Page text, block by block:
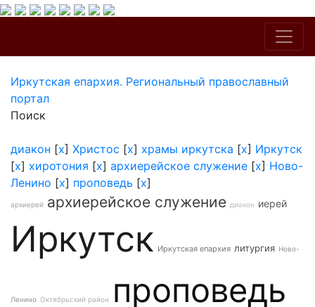
Иркутская епархия. Региональный православный
портал
Поиск
диакон [x] Христос [x] храмы иркутска [x] Иркутск
[x] хиротония [x] архиерейское служение [x] Ново-
Ленино [x] проповедь [x]
архиерей архиерейское служение диакон иерей
Иркутск Иркутская епархия литургия Ново-
Ленино Октябрьский район проповедь